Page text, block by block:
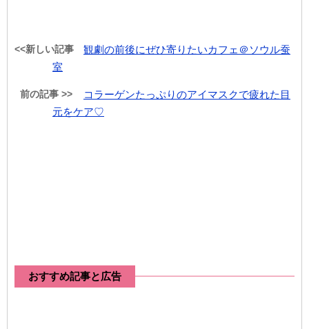
<<新しい記事
観劇の前後にぜひ寄りたいカフェ＠ソウル蚕
室
前の記事 >>
コラーゲンたっぷりのアイマスクで疲れた目
元をケア♡
おすすめ記事と広告